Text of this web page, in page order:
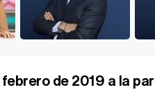
de 2019 a la